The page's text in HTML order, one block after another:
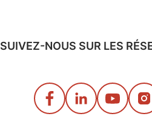
SUIVEZ-NOUS SUR LES